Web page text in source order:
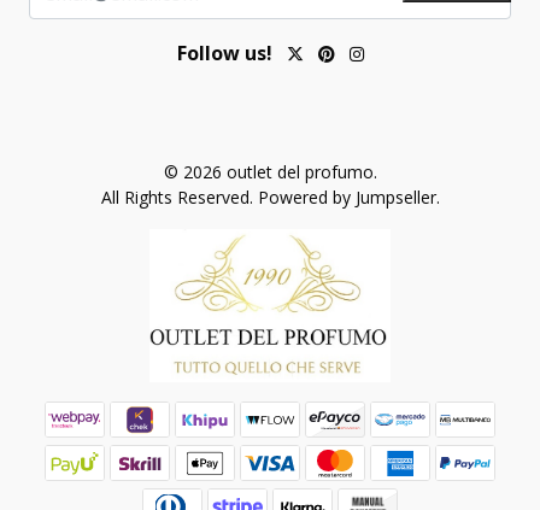
Follow us!
© 2026 outlet del profumo.
All Rights Reserved. Powered by Jumpseller.